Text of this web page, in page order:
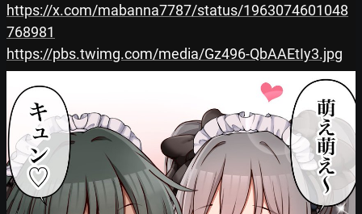
https://x.com/mabanna7787/status/1963074601048
768981
https://pbs.twimg.com/media/Gz496-QbAAEtIy3.jpg